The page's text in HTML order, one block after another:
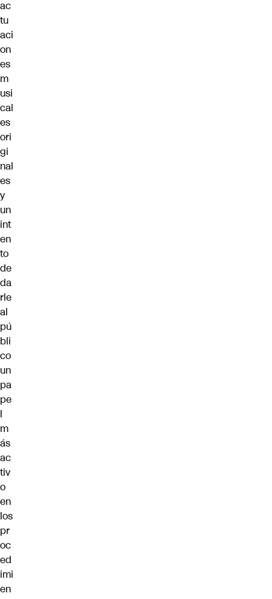
ac
tu
aci
on
es
m
usi
cal
es
ori
gi
nal
es
y
un
int
en
to
de
da
rle
al
pú
bli
co
un
pa
pe
l
m
ás
ac
tiv
o
en
los
pr
oc
ed
imi
en